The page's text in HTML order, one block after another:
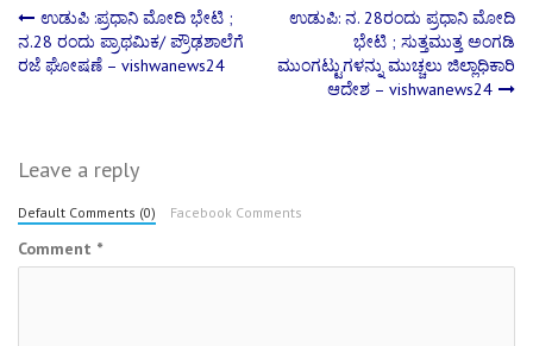
Post
navigation
ಉಡುಪಿ :ಪ್ರಧಾನಿ ಮೋದಿ ಭೇಟಿ ;
ನ.28 ರಂದು ಪ್ರಾಥಮಿಕ/ ಪ್ರೌಢಶಾಲೆಗೆ
ರಜೆ ಘೋಷಣೆ – vishwanews24
ಉಡುಪಿ: ನ. 28ರಂದು ಪ್ರಧಾನಿ ಮೋದಿ
ಭೇಟಿ ; ಸುತ್ತಮುತ್ತ ಅಂಗಡಿ
ಮುಂಗಟ್ಟುಗಳನ್ನು ಮುಚ್ಚಲು ಜಿಲ್ಲಾಧಿಕಾರಿ
ಆದೇಶ – vishwanews24
Leave a reply
Default Comments (0) Facebook Comments
Comment *